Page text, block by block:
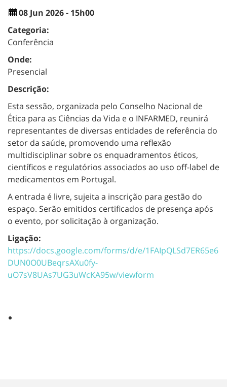
08 Jun 2026 - 15h00
Categoria:
Conferência
Onde:
Presencial
Descrição:
Esta sessão, organizada pelo Conselho Nacional de
Ética para as Ciências da Vida e o INFARMED, reunirá
representantes de diversas entidades de referência do
setor da saúde, promovendo uma reflexão
multidisciplinar sobre os enquadramentos éticos,
científicos e regulatórios associados ao uso off-label de
medicamentos em Portugal.
A entrada é livre, sujeita a inscrição para gestão do
espaço. Serão emitidos certificados de presença após
o evento, por solicitação à organização.
Ligação:
https://docs.google.com/forms/d/e/1FAIpQLSd7ER65e6
DUN0O0UBeqrsAXu0fy-
uO7sV8UAs7UG3uWcKA95w/viewform